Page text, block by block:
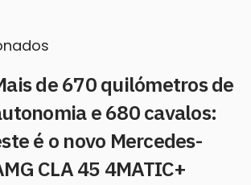
de 670 quilómetros de
e 680 cavalos:
é o novo Mercedes-
CLA 45 4MATIC+